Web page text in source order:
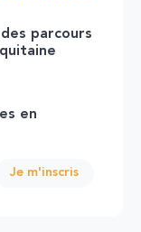
parcours
en
Je m'inscris